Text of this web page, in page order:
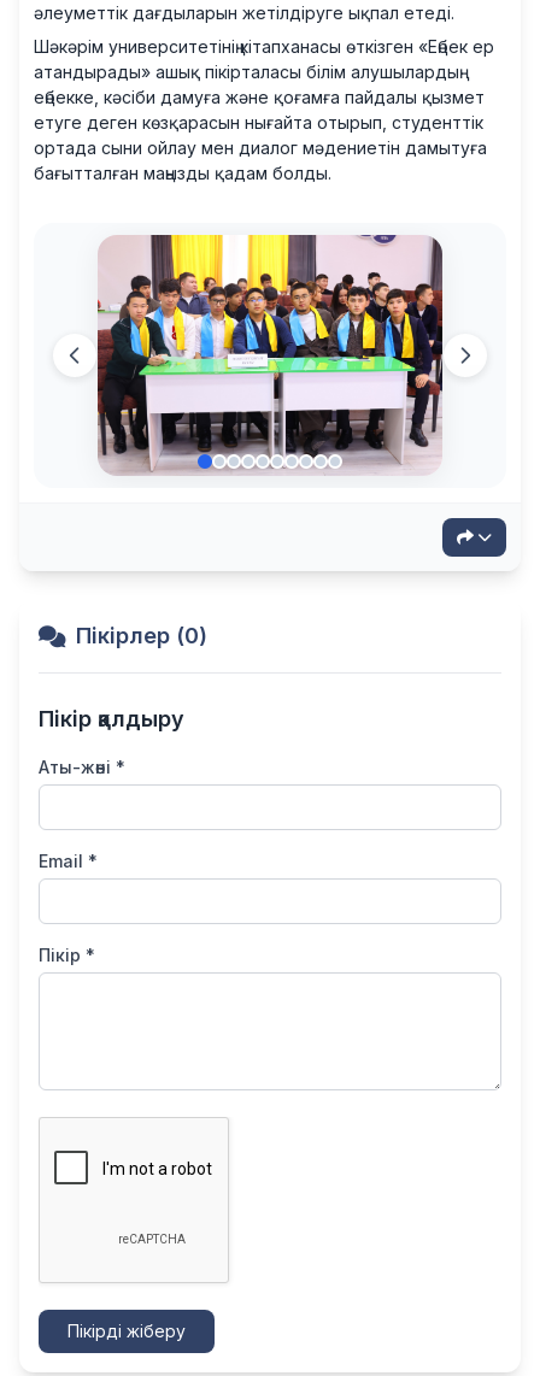
әлеуметтік дағдыларын жетілдіруге ықпал етеді.
Шәкәрім университетінің кітапханасы өткізген «Еңбек ер
атандырады» ашық пікірталасы білім алушылардың
еңбекке, кәсіби дамуға және қоғамға пайдалы қызмет
етуге деген көзқарасын нығайта отырып, студенттік
ортада сыни ойлау мен диалог мәдениетін дамытуға
бағытталған маңызды қадам болды.
Пікірлер (0)
Пікір қалдыру
Аты-жөні *
Email *
Пікір *
Пікірді жіберу